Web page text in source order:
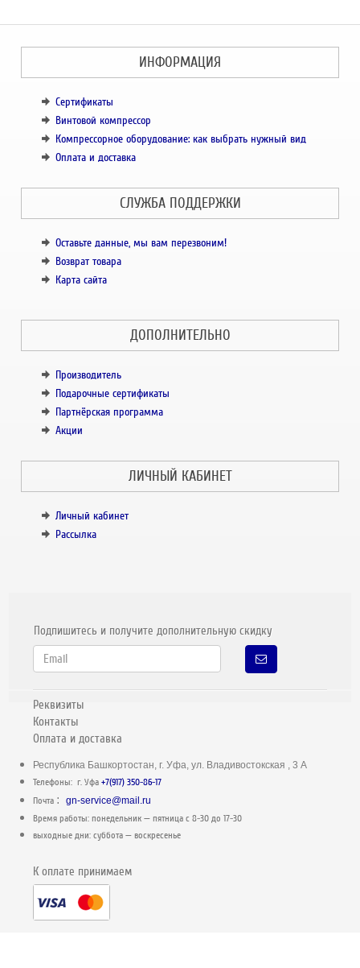
ИНФОРМАЦИЯ
Сертификаты
Винтовой компрессор
Компрессорное оборудование: как выбрать нужный вид
Оплата и доставка
СЛУЖБА ПОДДЕРЖКИ
Оставьте данные, мы вам перезвоним!
Возврат товара
Карта сайта
ДОПОЛНИТЕЛЬНО
Производитель
Подарочные сертификаты
Партнёрская программа
Акции
ЛИЧНЫЙ КАБИНЕТ
Личный кабинет
Рассылка
Подпишитесь и получите дополнительную скидку
Реквизиты
Контакты
Оплата и доставка
Республика Башкортостан, г. Уфа, ул. Владивостокская , 3 А
Телефоны: г. Уфа+7(917) 350-86-17
Почта :gn-service@mail.ru
Время работы: понедельник — пятница c 8-30 до 17-30
выходные дни: суббота — воскресенье
К оплате принимаем